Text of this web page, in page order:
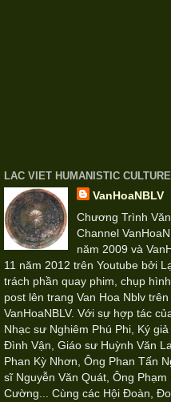
LAC VIET HUMANISTIC CULTURE
VanHoaNBLV
Chương Trình
Channel
năm 2009 và
11 năm 2012 trên Youtube bởi
trách phần quay phim, chụp
post lên trang Van Hoa Nblv
VanHoaNBLV. Với sự hợp tác
Nhạc sư Nghiêm Phú Phi, Ký
Đình Vận, Giáo sư Huỳnh Văn
Phan Kỳ Nhơn, Ông Phan Tấn
sĩ Nguyễn Văn Quát, Ông
Cường... Cùng các Hội Đoàn,